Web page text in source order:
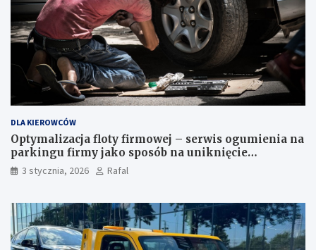
DLA KIEROWCÓW
Optymalizacja floty firmowej – serwis ogumienia na
parkingu firmy jako sposób na uniknięcie
przestojów
3 stycznia, 2026 Rafal